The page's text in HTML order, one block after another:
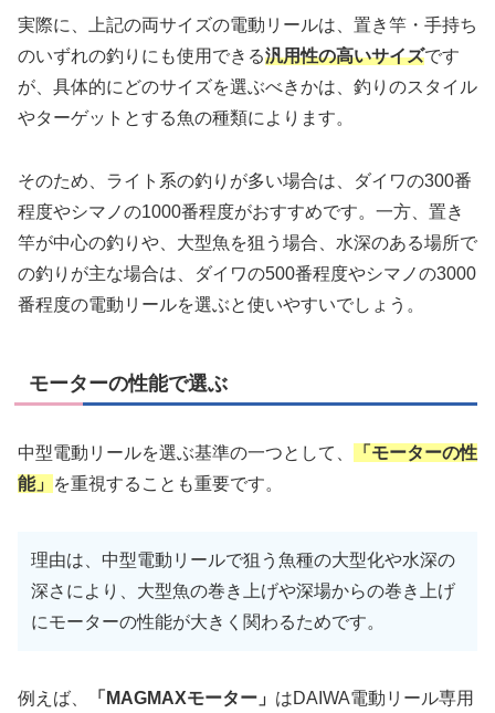
実際に、上記の両サイズの電動リールは、置き竿・手持ち
のいずれの釣りにも使用できる汎用性の高いサイズです
が、具体的にどのサイズを選ぶべきかは、釣りのスタイル
やターゲットとする魚の種類によります。
そのため、ライト系の釣りが多い場合は、ダイワの300番
程度やシマノの1000番程度がおすすめです。一方、置き
竿が中心の釣りや、大型魚を狙う場合、水深のある場所で
の釣りが主な場合は、ダイワの500番程度やシマノの3000
番程度の電動リールを選ぶと使いやすいでしょう。
モーターの性能で選ぶ
中型電動リールを選ぶ基準の一つとして、
「モーターの性
能」
を重視することも重要です。
理由は、中型電動リールで狙う魚種の大型化や水深の
深さにより、大型魚の巻き上げや深場からの巻き上げ
にモーターの性能が大きく関わるためです。
例えば、 「MAGMAXモーター」 はDAIWA電動リール専用